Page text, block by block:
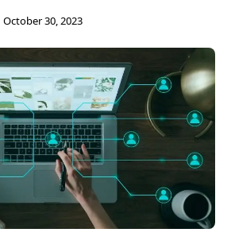
October 30, 2023